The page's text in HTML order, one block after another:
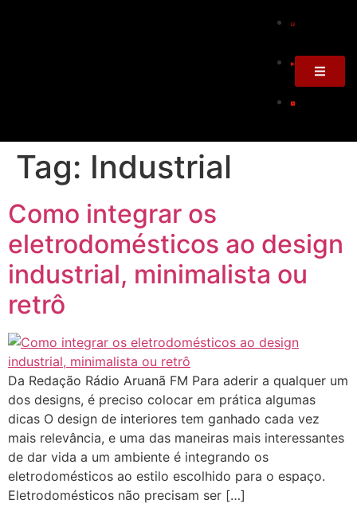
Tag: Industrial
Como integrar os
eletrodomésticos ao design
industrial, minimalista ou
retrô
Da Redação Rádio Aruanã FM Para aderir a qualquer um
dos designs, é preciso colocar em prática algumas
dicas O design de interiores tem ganhado cada vez
mais relevância, e uma das maneiras mais interessantes
de dar vida a um ambiente é integrando os
eletrodomésticos ao estilo escolhido para o espaço.
Eletrodomésticos não precisam ser […]